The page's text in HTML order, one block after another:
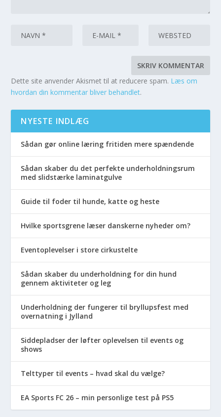
Dette site anvender Akismet til at reducere spam. Læs om
hvordan din kommentar bliver behandlet.
NYESTE INDLÆG
Sådan gør online læring fritiden mere spændende
Sådan skaber du det perfekte underholdningsrum
med slidstærke laminatgulve
Guide til foder til hunde, katte og heste
Hvilke sportsgrene læser danskerne nyheder om?
Eventoplevelser i store cirkustelte
Sådan skaber du underholdning for din hund
gennem aktiviteter og leg
Underholdning der fungerer til bryllupsfest med
overnatning i Jylland
Siddepladser der løfter oplevelsen til events og
shows
Telttyper til events – hvad skal du vælge?
EA Sports FC 26 – min personlige test på PS5